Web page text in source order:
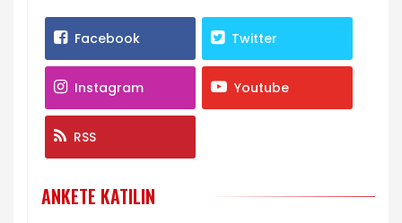
Facebook Twitter
Instagram Youtube
RSS
ANKETE KATILIN